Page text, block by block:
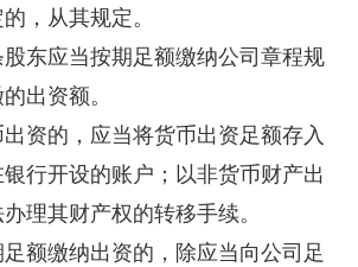
，从其规定。
应当按期足额缴纳公司章程规
出资额。
的，应当将货币出资足额存入
银行开设的账户；以非货币财产出
理其财产权的转移手续。
缴纳出资的，除应当向公司足